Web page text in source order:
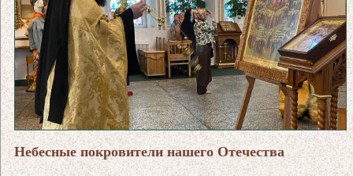
Небесные покровители нашего Отечества